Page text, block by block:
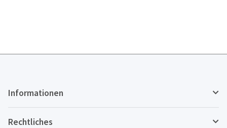
Informationen
Rechtliches